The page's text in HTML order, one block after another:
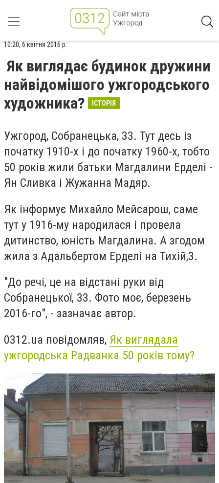
10:20, 6 квітня 2016 р.
Як виглядає будинок дружини
найвідомішого ужгородського
художника?
ІСТОРІЯ
Ужгород, Собранецька, 33. Тут десь із
початку 1910-х і до початку 1960-х, тобто
50 років жили батьки Магдалини Ерделі -
Ян Сливка і Жужанна Мадяр.
Як інформує Михайло Мейсарош, саме
тут у 1916-му народилася і провела
дитинство, юність Магдалина. А згодом
жила з Адальбертом Ерделі на Тихій,3.
"До речі, це на відстані руки від
Собранецької, 33. Фото моє, березень
2016-го", - зазначає автор.
0312.ua повідомляв, Як виглядала
ужгородська Радванка 50 років тому?